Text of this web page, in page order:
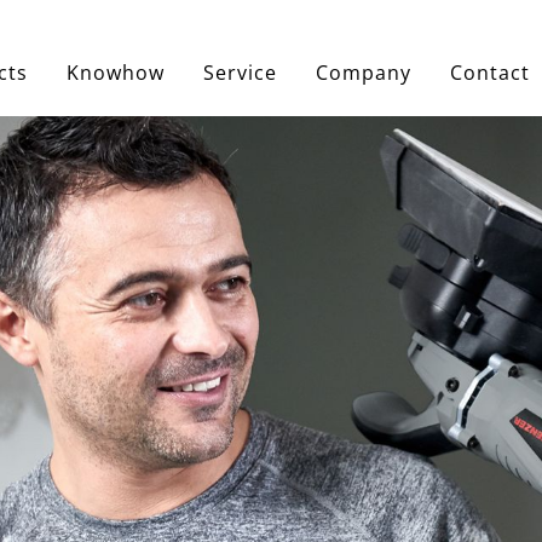
Knowhow Service Company Contact